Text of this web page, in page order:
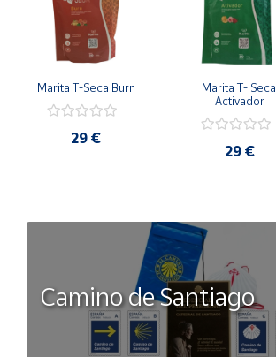
Marita T-Seca Burn
29 €
Marita T- Seca
Activador
29 €
Camino de Santiago